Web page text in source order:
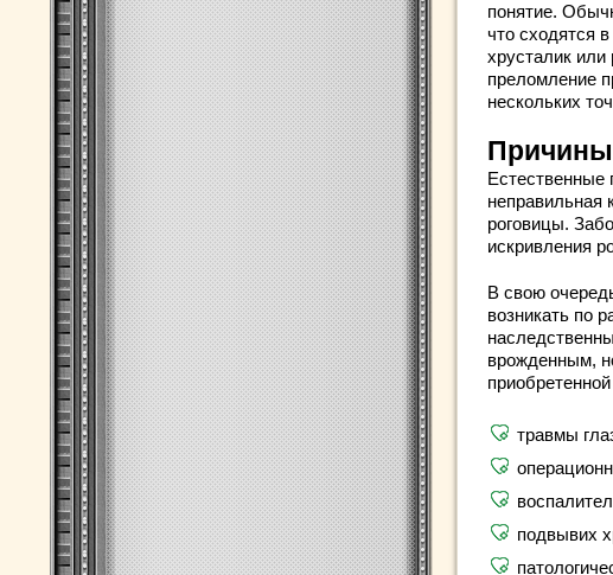
понятие.
что сходятся
хрусталик
преломление
нескольких
Причины
Естественные
неправильная
роговицы.
искривления
В свою
возникать по
врожденным,
травмы
подвывих